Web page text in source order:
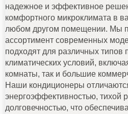
надежное и эффективное
комфортного микроклимата в
любом другом помещении. Мы
ассортимент современных
подходят для различных
климатических условий,
комнаты, так и большие
Наши кондиционеры
энергоэффективностью, тихой
долговечностью, что